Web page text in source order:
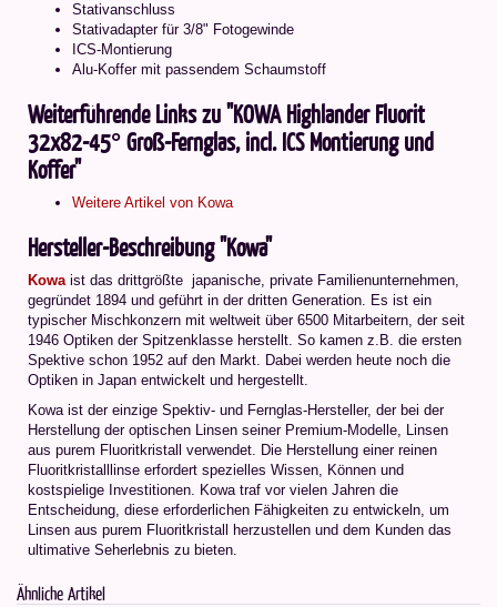
Stativanschluss
Stativadapter für 3/8" Fotogewinde
ICS-Montierung
Alu-Koffer mit passendem Schaumstoff
Weiterführende Links zu "KOWA Highlander Fluorit
32x82-45° Groß-Fernglas, incl. ICS Montierung und
Koffer"
Weitere Artikel von Kowa
Hersteller-Beschreibung "Kowa"
Kowaist das drittgrößte japanische, private Familienunternehmen,
gegründet 1894 und geführt in der dritten Generation. Es ist ein
typischer Mischkonzern mit weltweit über 6500 Mitarbeitern, der seit
1946 Optiken der Spitzenklasse herstellt. So kamen z.B. die ersten
Spektive schon 1952 auf den Markt. Dabei werden heute noch die
Optiken in Japan entwickelt und hergestellt.
Kowa ist der einzige Spektiv- und Fernglas-Hersteller, der bei der
Herstellung der optischen Linsen seiner Premium-Modelle, Linsen
aus purem Fluoritkristall verwendet. Die Herstellung einer reinen
Fluoritkristalllinse erfordert spezielles Wissen, Können und
kostspielige Investitionen. Kowa traf vor vielen Jahren die
Entscheidung, diese erforderlichen Fähigkeiten zu entwickeln, um
Linsen aus purem Fluoritkristall herzustellen und dem Kunden das
ultimative Seherlebnis zu bieten.
Ähnliche Artikel